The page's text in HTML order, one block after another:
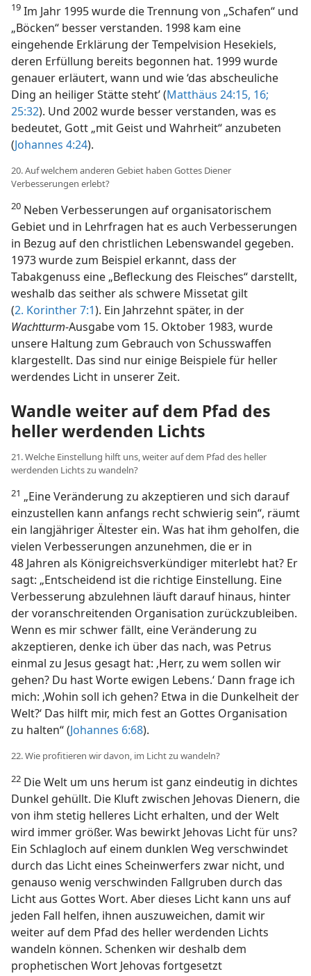
19 Im Jahr 1995 wurde die Trennung von „Schafen“ und
„Böcken“ besser verstanden. 1998 kam eine
eingehende Erklärung der Tempelvision Hesekiels,
deren Erfüllung bereits begonnen hat. 1999 wurde
genauer erläutert, wann und wie ‘das abscheuliche
Ding an heiliger Stätte steht’ (Matthäus 24:15, 16;
25:32). Und 2002 wurde besser verstanden, was es
bedeutet, Gott „mit Geist und Wahrheit“ anzubeten
(Johannes 4:24).
20. Auf welchem anderen Gebiet haben Gottes Diener
Verbesserungen erlebt?
20 Neben Verbesserungen auf organisatorischem
Gebiet und in Lehrfragen hat es auch Verbesserungen
in Bezug auf den christlichen Lebenswandel gegeben.
1973 wurde zum Beispiel erkannt, dass der
Tabakgenuss eine „Befleckung des Fleisches“ darstellt,
weshalb das seither als schwere Missetat gilt
(2. Korinther 7:1). Ein Jahrzehnt später, in der
Wachtturm-Ausgabe vom 15. Oktober 1983, wurde
unsere Haltung zum Gebrauch von Schusswaffen
klargestellt. Das sind nur einige Beispiele für heller
werdendes Licht in unserer Zeit.
Wandle weiter auf dem Pfad des
heller werdenden Lichts
21. Welche Einstellung hilft uns, weiter auf dem Pfad des heller
werdenden Lichts zu wandeln?
21 „Eine Veränderung zu akzeptieren und sich darauf
einzustellen kann anfangs recht schwierig sein“, räumt
ein langjähriger Ältester ein. Was hat ihm geholfen, die
vielen Verbesserungen anzunehmen, die er in
48 Jahren als Königreichsverkündiger miterlebt hat? Er
sagt: „Entscheidend ist die richtige Einstellung. Eine
Verbesserung abzulehnen läuft darauf hinaus, hinter
der voranschreitenden Organisation zurückzubleiben.
Wenn es mir schwer fällt, eine Veränderung zu
akzeptieren, denke ich über das nach, was Petrus
einmal zu Jesus gesagt hat: ‚Herr, zu wem sollen wir
gehen? Du hast Worte ewigen Lebens.‘ Dann frage ich
mich: ‚Wohin soll ich gehen? Etwa in die Dunkelheit der
Welt?‘ Das hilft mir, mich fest an Gottes Organisation
zu halten“ (Johannes 6:68).
22. Wie profitieren wir davon, im Licht zu wandeln?
22 Die Welt um uns herum ist ganz eindeutig in dichtes
Dunkel gehüllt. Die Kluft zwischen Jehovas Dienern, die
von ihm stetig helleres Licht erhalten, und der Welt
wird immer größer. Was bewirkt Jehovas Licht für uns?
Ein Schlagloch auf einem dunklen Weg verschwindet
durch das Licht eines Scheinwerfers zwar nicht, und
genauso wenig verschwinden Fallgruben durch das
Licht aus Gottes Wort. Aber dieses Licht kann uns auf
jeden Fall helfen, ihnen auszuweichen, damit wir
weiter auf dem Pfad des heller werdenden Lichts
wandeln können. Schenken wir deshalb dem
prophetischen Wort Jehovas fortgesetzt